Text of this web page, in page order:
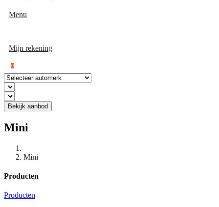
Menu
Mijn rekening
0
Bekijk aanbod
Mini
Mini
Producten
Producten